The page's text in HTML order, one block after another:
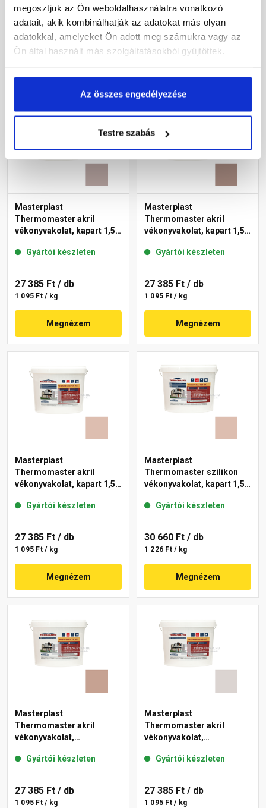
megosztjuk az Ön weboldalhasználatra vonatkozó
adatait, akik kombinálhatják az adatokat más olyan
adatokkal, amelyeket Ön adott meg számukra vagy az
Ön által használt más szolgáltatásokból gyűjtöttek.
Az összes engedélyezése
Testre szabás
27 385 Ft
1 095 Ft / kg
30 660 Ft / db
1 226 Ft / kg
Masterplast
Thermomaster akril
vékonyvakolat, kapart 1,5
Gyártói készleten
27 385 Ft / db
1 095 Ft / kg
Megnézem
Masterplast
Thermomaster akril
vékonyvakolat, kapart 1,5
Gyártói készleten
27 385 Ft / db
1 095 Ft / kg
Megnézem
Masterplast
Thermomaster akril
vékonyvakolat, kapart 1,5
Gyártói készleten
27 385 Ft / db
1 095 Ft / kg
Megnézem
Masterplast
Thermomaster szilikon
vékonyvakolat, kapart 1,5
Gyártói készleten
30 660 Ft / db
1 226 Ft / kg
Megnézem
Masterplast
Thermomaster akril
vékonyvakolat,
13-C 25 kg
Gyártói készleten
27 385 Ft / db
1 095 Ft / kg
Masterplast
Thermomaster akril
vékonyvakolat,
49-E 25 kg
Gyártói készleten
27 385 Ft / db
1 095 Ft / kg